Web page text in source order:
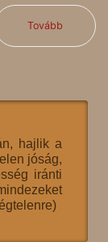
Tovább
hajlik a
jóság,
iránti